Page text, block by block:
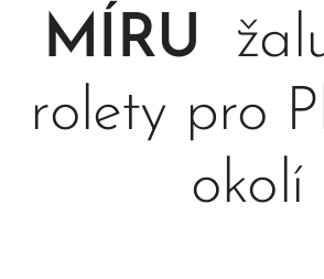
MÍRU
rolety pro
okolí